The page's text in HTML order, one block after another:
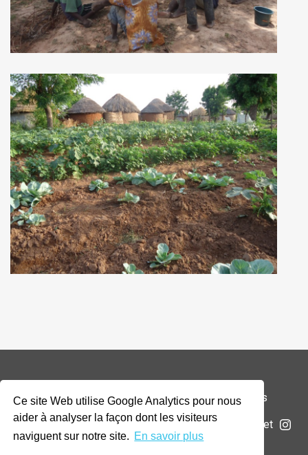
Ce site Web utilise Google Analytics pour nous
aider à analyser la façon dont les visiteurs
naviguent sur notre site. En savoir plus
© 2026 Addax & Oryx Foundation —Mentions légales
La Fondation Projets Actualités Soumettre un projet